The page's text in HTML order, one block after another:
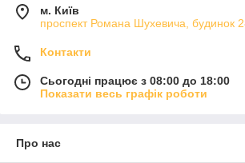
м. Київ
проспект Романа Шухевича, будинок
Контакти
Сьогодні працює з 08:00 до 18:00
Показати весь графік роботи
Про нас